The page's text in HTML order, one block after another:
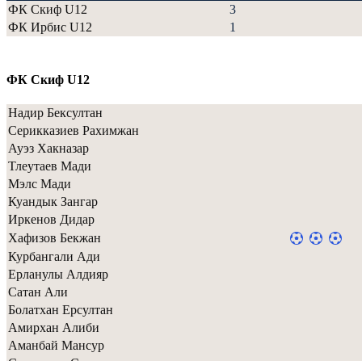
ФК Скиф U12
3
ФК Ирбис U12
1
ФК Скиф U12
Надир Бексултан
Серикказиев Рахимжан
Ауэз Хакназар
Тлеутаев Мади
Мэлс Мади
Куандык Зангар
Иркенов Дидар
Хафизов Бекжан
Курбангали Ади
Ерланулы Алдияр
Сатан Али
Болатхан Ерсултан
Амирхан Алиби
Аманбай Мансур